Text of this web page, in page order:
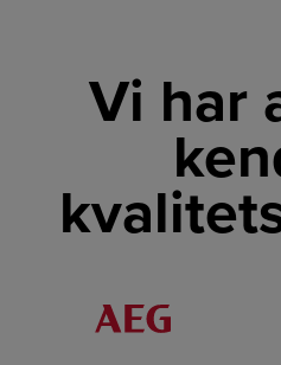
Vi har
LINK